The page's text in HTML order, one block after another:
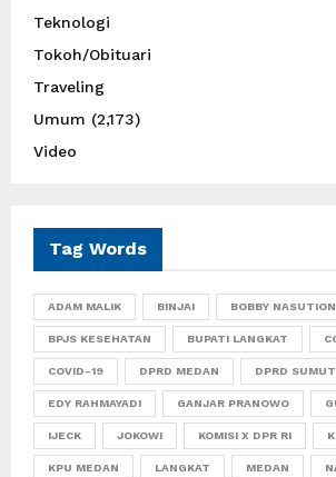
Teknologi
Tokoh/Obituari
Traveling
Umum (2,173)
Video
Tag Words
ADAM MALIK BINJAI BOBBY NASUTION
BPJS KESEHATAN BUPATI LANGKAT
COVID-19 DPRD MEDAN DPRD SUMUT
EDY RAHMAYADI GANJAR PRANOWO
IJECK JOKOWI KOMISI X DPR RI
KPU MEDAN LANGKAT MEDAN